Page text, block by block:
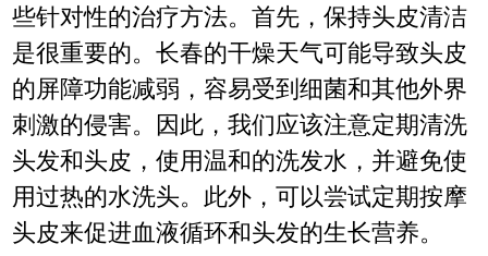
些针对性的治疗方法。首先，保持头皮清洁
是很重要的。长春的干燥天气可能导致头皮
的屏障功能减弱，容易受到细菌和其他外界
刺激的侵害。因此，我们应该注意定期清洗
头发和头皮，使用温和的洗发水，并避免使
用过热的水洗头。此外，可以尝试定期按摩
头皮来促进血液循环和头发的生长营养。